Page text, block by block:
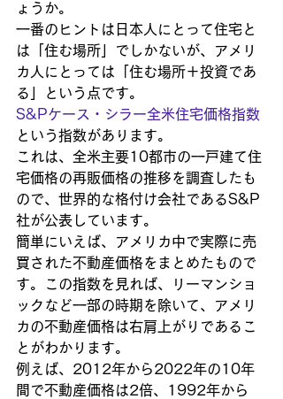
ょうか。
一番のヒントは日本人にとって住宅と
は「住む場所」でしかないが、アメリ
カ人にとっては「住む場所＋投資であ
る」という点です。
S&Pケース・シラー全米住宅価格指数
という指数があります。
これは、全米主要10都市の一戸建て住
宅価格の再販価格の推移を調査したも
ので、世界的な格付け会社であるS&P
社が公表しています。
簡単にいえば、アメリカ中で実際に売
買された不動産価格をまとめたもので
す。この指数を見れば、リーマンショ
ックなど一部の時期を除いて、アメリ
カの不動産価格は右肩上がりであるこ
とがわかります。
例えば、2012年から2022年の10年
間で不動産価格は2倍、1992年から